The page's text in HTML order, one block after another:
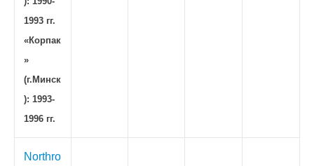
1993 гг.
«Корпак
»
(г.Минск
): 1993-
1996 гг.
Northro